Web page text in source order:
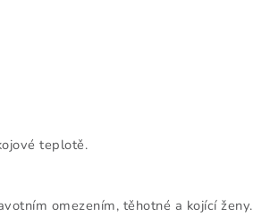
teplotě.
omezením, těhotné a kojící ženy.